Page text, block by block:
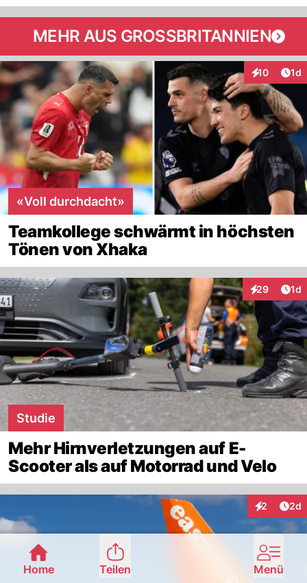
MEHR AUS GROSSBRITANNIEN
10 1d
«Voll durchdacht»
Teamkollege schwärmt in höchsten
Tönen von Xhaka
29
Interaktionen
1d
Studie
Mehr Hirnverletzungen auf E-
Scooter als auf Motorrad und Velo
2 2d
Home Teilen Menü